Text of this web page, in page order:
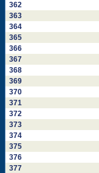
362
363
364
365
366
367
368
369
370
371
372
373
374
375
376
377